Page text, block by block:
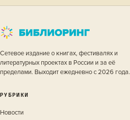
Сетевое издание о книгах, фестивалях и
литературных проектах в России и за её
пределами. Выходит ежедневно с 2026 года.
РУБРИКИ
Новости